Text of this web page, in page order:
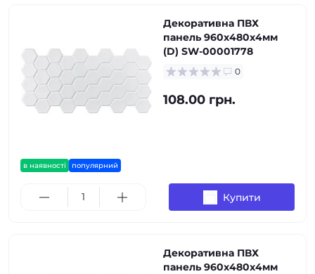
в наявності популярний
Декоративна ПВХ
панель 960х480х4мм
(D) SW-00001778
0
108.00 грн.
Купити
Декоративна ПВХ
панель 960х480х4мм